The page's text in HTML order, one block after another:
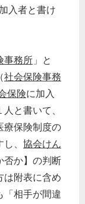
入者と書け
事務所 」と
社会保険事務
保険に加入
と書いて、
療保険制度の
、 協会けん
否か】の判断
は附表に含め
「相手が間違